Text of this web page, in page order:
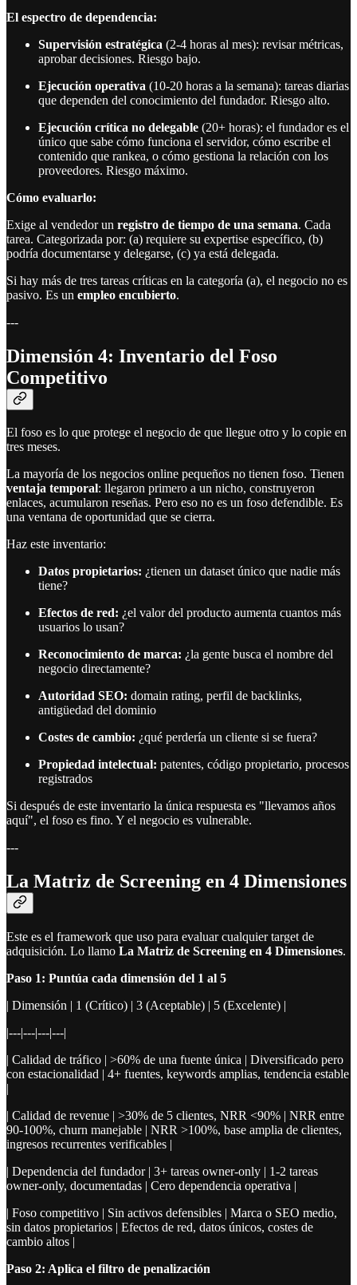
El espectro de dependencia:
Supervisión estratégica (2-4 horas al mes): revisar métricas,
aprobar decisiones. Riesgo bajo.
Ejecución operativa (10-20 horas a la semana): tareas diarias
que dependen del conocimiento del fundador. Riesgo alto.
Ejecución crítica no delegable (20+ horas): el fundador es el
único que sabe cómo funciona el servidor, cómo escribe el
contenido que rankea, o cómo gestiona la relación con los
proveedores. Riesgo máximo.
Cómo evaluarlo:
Exige al vendedor un registro de tiempo de una semana. Cada
tarea. Categorizada por: (a) requiere su expertise específico, (b)
podría documentarse y delegarse, (c) ya está delegada.
Si hay más de tres tareas críticas en la categoría (a), el negocio no es
pasivo. Es un empleo encubierto.
---
Dimensión 4: Inventario del Foso
Competitivo
El foso es lo que protege el negocio de que llegue otro y lo copie en
tres meses.
La mayoría de los negocios online pequeños no tienen foso. Tienen
ventaja temporal: llegaron primero a un nicho, construyeron
enlaces, acumularon reseñas. Pero eso no es un foso defendible. Es
una ventana de oportunidad que se cierra.
Haz este inventario:
Datos propietarios: ¿tienen un dataset único que nadie más
tiene?
Efectos de red: ¿el valor del producto aumenta cuantos más
usuarios lo usan?
Reconocimiento de marca: ¿la gente busca el nombre del
negocio directamente?
Autoridad SEO: domain rating, perfil de backlinks,
antigüedad del dominio
Costes de cambio: ¿qué perdería un cliente si se fuera?
Propiedad intelectual: patentes, código propietario, procesos
registrados
Si después de este inventario la única respuesta es "llevamos años
aquí", el foso es fino. Y el negocio es vulnerable.
---
La Matriz de Screening en 4 Dimensiones
Este es el framework que uso para evaluar cualquier target de
adquisición. Lo llamo La Matriz de Screening en 4 Dimensiones.
Paso 1: Puntúa cada dimensión del 1 al 5
| Dimensión | 1 (Crítico) | 3 (Aceptable) | 5 (Excelente) |
|---|---|---|---|
| Calidad de tráfico | >60% de una fuente única | Diversificado pero
con estacionalidad | 4+ fuentes, keywords amplias, tendencia estable
|
| Calidad de revenue | >30% de 5 clientes, NRR <90% | NRR entre
90-100%, churn manejable | NRR >100%, base amplia de clientes,
ingresos recurrentes verificables |
| Dependencia del fundador | 3+ tareas owner-only | 1-2 tareas
owner-only, documentadas | Cero dependencia operativa |
| Foso competitivo | Sin activos defensibles | Marca o SEO medio,
sin datos propietarios | Efectos de red, datos únicos, costes de
cambio altos |
Paso 2: Aplica el filtro de penalización